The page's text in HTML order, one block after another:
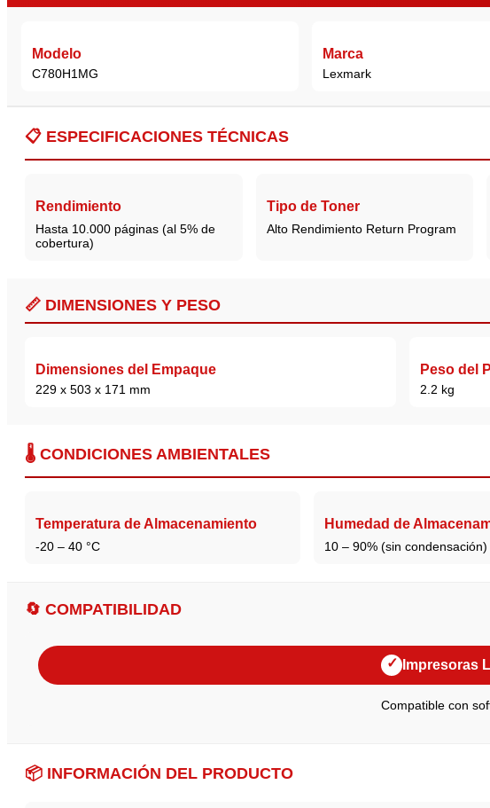
Modelo
C780H1MG
Marca
Lexmark
📋 ESPECIFICACIONES TÉCNICAS
Rendimiento
Hasta 10.000 páginas (al 5% de
cobertura)
Tipo de Toner
Alto Rendimiento Return Program
📏 DIMENSIONES Y PESO
Dimensiones del Empaque
229 x 503 x 171 mm
Peso del
2.2 kg
🌡️ CONDICIONES AMBIENTALES
Temperatura de Almacenamiento
-20 – 40 °C
Humedad de
10 – 90% (sin condensación)
🔄 COMPATIBILIDAD
✓ Impresoras
Compatible con
📦 INFORMACIÓN DEL PRODUCTO